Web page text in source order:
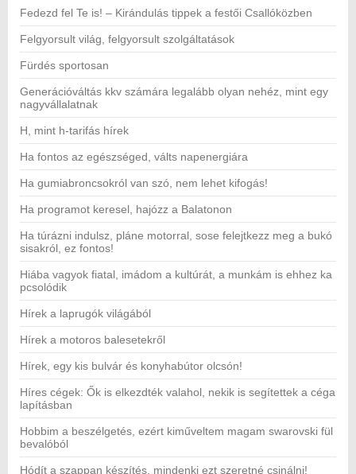
Fedezd fel Te is! – Kirándulás tippek a festői Csallóközben
Felgyorsult világ, felgyorsult szolgáltatások
Fürdés sportosan
Generációváltás kkv számára legalább olyan nehéz, mint egy
nagyvállalatnak
H, mint h-tarifás hírek
Ha fontos az egészséged, válts napenergiára
Ha gumiabroncsokról van szó, nem lehet kifogás!
Ha programot keresel, hajózz a Balatonon
Ha túrázni indulsz, pláne motorral, sose felejtkezz meg a bukó
sisakról, ez fontos!
Hiába vagyok fiatal, imádom a kultúrát, a munkám is ehhez ka
pcsolódik
Hírek a laprugók világából
Hírek a motoros balesetekről
Hírek, egy kis bulvár és konyhabútor olcsón!
Híres cégek: Ők is elkezdték valahol, nekik is segítettek a céga
lapításban
Hobbim a beszélgetés, ezért kiműveltem magam swarovski fül
bevalóból
Hódít a szappan készítés, mindenki ezt szeretné csinálni!